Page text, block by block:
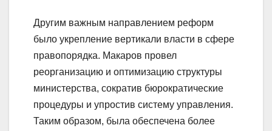
Другим важным направлением реформ
было укрепление вертикали власти в сфере
правопорядка. Макаров провел
реорганизацию и оптимизацию структуры
министерства, сократив бюрократические
процедуры и упростив систему управления.
Таким образом, была обеспечена более